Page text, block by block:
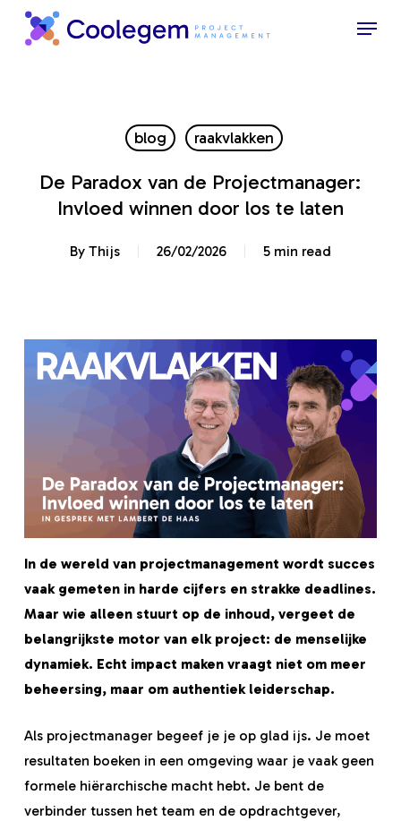
Menu
blog raakvlakken
De Paradox van de Projectmanager:
Invloed winnen door los te laten
By Thijs 26/02/2026 5 min read
In de wereld van projectmanagement wordt succes
vaak gemeten in harde cijfers en strakke deadlines.
Maar wie alleen stuurt op de inhoud, vergeet de
belangrijkste motor van elk project: de menselijke
dynamiek. Echt impact maken vraagt niet om meer
beheersing, maar om authentiek leiderschap.
Als projectmanager begeef je je op glad ijs. Je moet
resultaten boeken in een omgeving waar je vaak geen
formele hiërarchische macht hebt. Je bent de
verbinder tussen het team en de opdrachtgever,